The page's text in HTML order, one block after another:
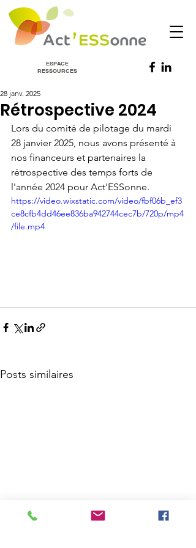
ESPACE
RESSOURCES
Rétrospective 2024
28 janv. 2025
Lors du comité de pilotage du mardi
28 janvier 2025, nous avons présenté à
nos financeurs et partenaires la
rétrospective des temps forts de
l'année 2024 pour Act'ESSonne.
https://video.wixstatic.com/video/fbf06b_ef3
ce8cfb4dd46ee836ba942744cec7b/720p/mp4
/file.mp4
Posts similaires